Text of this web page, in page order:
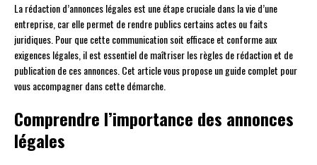
La rédaction d’annonces légales est une étape cruciale dans la vie d’une
entreprise, car elle permet de rendre publics certains actes ou faits
juridiques. Pour que cette communication soit efficace et conforme aux
exigences légales, il est essentiel de maîtriser les règles de rédaction et de
publication de ces annonces. Cet article vous propose un guide complet pour
vous accompagner dans cette démarche.
Comprendre l’importance des annonces
légales